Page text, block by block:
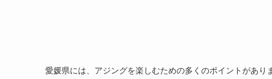
愛媛県には、アジングを楽しむための多くのポイントがあ